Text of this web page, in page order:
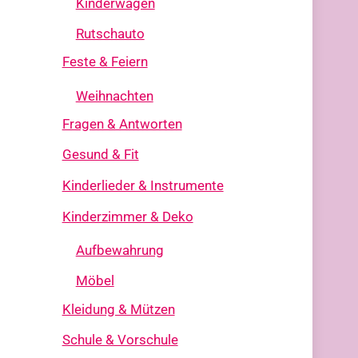
Rutschauto
Feste & Feiern
Weihnachten
Fragen & Antworten
Gesund & Fit
Kinderlieder & Instrumente
Kinderzimmer & Deko
Aufbewahrung
Möbel
Kleidung & Mützen
Schule & Vorschule